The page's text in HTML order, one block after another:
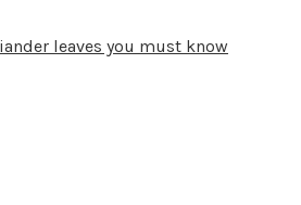
leaves you must know